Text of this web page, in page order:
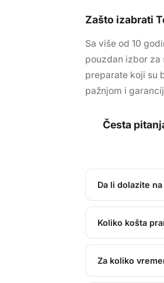
Zašto izabrati
Sa više od 10
pouzdan izbor za
preparate koji su
pažnjom i
Česta
Da li dolazite
Koliko košta
Za koliko